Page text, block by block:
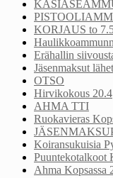
KORJAUS to
Erähallin
Jäsenmaksut
OTSO
Hirvikokous 20.4
AHMA TTI
Ruokavieras
Koiransukuisia
Puuntekotalkoot
Ahma Kopsassa